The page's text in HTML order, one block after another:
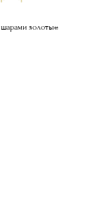
шарами золотые